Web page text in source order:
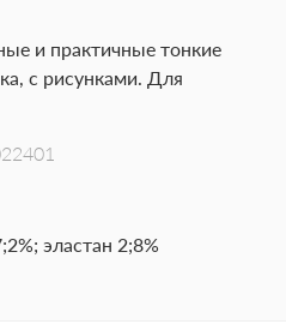
и практичные тонкие
с рисунками. Для
эластан 2;8%